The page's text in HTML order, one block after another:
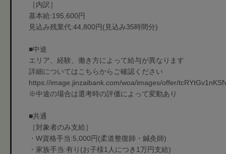
［内訳］
基本給:195,600円
見込み残業代:44,800円(見込み35時間分)
■中途
エリア、経験、働き方によって給与が異なります
詳細についてはこちらからご確認ください
https://image.jinzaibank.com/woa/images/offer/
※中途の場合は選考時の評価によって変動あり
■共通
［対象者のみ支給］
・W資格手当:5,000円(柔道整復師・鍼灸師)
・家族手当:有り(お子様1人につき1万円支給)